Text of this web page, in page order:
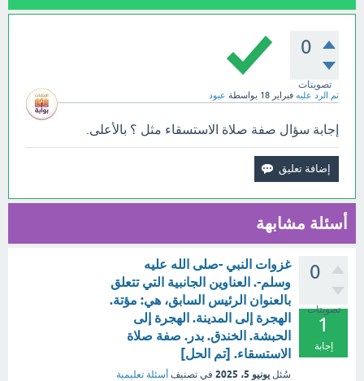
0
تصويتات
تم الرد عليه فبراير 18 بواسطة عبود
إجابة سؤال صفة صلاة الاستسقاء مثل ؟ بالأعلى.
أسئلة مشابهة
0
تصويتات
1
إجابة
غزوات النبي -صلى الله عليه
وسلم-. العناوين الجانبية التي تتعلق
بالعنوان الرئيس السابق، هي: مؤتة.
الهجرة إلى المدينة. الهجرة إلى
الحبشة. الخندق. بدر. صفة صلاة
الاستسقاء. [تم الحل]
سُئل يونيو 5، 2025 في تصنيف أسئلة تعليمية